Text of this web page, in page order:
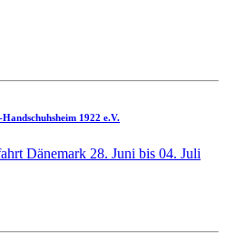
1922 e.V.
Dänemark 28. Juni bis 04. Juli